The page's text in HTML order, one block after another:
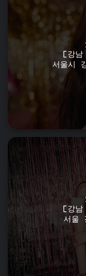
[강
서울시
[강
서울